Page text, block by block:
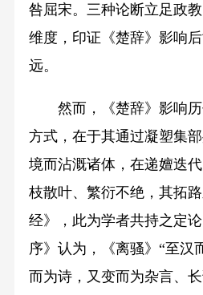
咎屈宋。三种论断立足政
维度，印证《楚辞》影响
远。
然而，《楚辞》影响历
方式，在于其通过凝塑集
境而沾溉诸体，在递嬗迭
枝散叶、繁衍不绝，其拓
经》，此为学者共持之定
序》认为，《离骚》“至汉
而为诗，又变而为杂言、长